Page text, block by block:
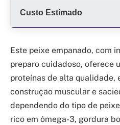
Custo Estimado
Este peixe empanado, com
preparo cuidadoso, oferece
proteínas de alta qualidade,
construção muscular e
dependendo do tipo de
rico em ômega-3, gordura